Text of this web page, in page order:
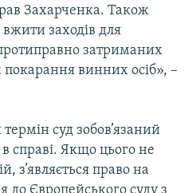
Захарченка. Також
заходів для
затриманих
винних осіб», –
суд зобов’язаний
справі. Якщо цього не
з’являється право на